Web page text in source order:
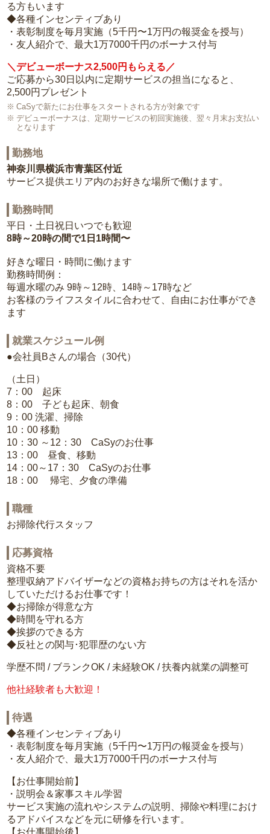
る方もいます
◆各種インセンティブあり
・表彰制度を毎月実施（5千円〜1万円の報奨金を授与）
・友人紹介で、最大1万7000千円のボーナス付与
＼デビューボーナス2,500円もらえる／
ご応募から30日以内に定期サービスの担当になると、
2,500円プレゼント
CaSyで新たにお仕事をスタートされる方が対象です
デビューボーナスは、定期サービスの初回実施後、翌々月末お支払い
となります
勤務地
神奈川県横浜市青葉区付近
サービス提供エリア内のお好きな場所で働けます。
勤務時間
平日・土日祝日いつでも歓迎
8時～20時の間で1日1時間〜
好きな曜日・時間に働けます
勤務時間例：
毎週水曜のみ 9時～12時、14時～17時など
お客様のライフスタイルに合わせて、自由にお仕事ができ
ます
就業スケジュール例
●会社員Bさんの場合（30代）
（土日）
7：00 起床
8：00 子ども起床、朝食
9：00 洗濯、掃除
10：00 移動
10：30 ～12：30 CaSyのお仕事
13：00 昼食、移動
14：00～17：30 CaSyのお仕事
18：00 帰宅、夕食の準備
職種
お掃除代行スタッフ
応募資格
資格不要
整理収納アドバイザーなどの資格お持ちの方はそれを活か
していただけるお仕事です！
◆お掃除が得意な方
◆時間を守れる方
◆挨拶のできる方
◆反社との関与･犯罪歴のない方
学歴不問 / ブランクOK / 未経験OK / 扶養内就業の調整可
他社経験者も大歓迎！
待遇
◆各種インセンティブあり
・表彰制度を毎月実施（5千円〜1万円の報奨金を授与）
・友人紹介で、最大1万7000千円のボーナス付与
【お仕事開始前】
・説明会＆家事スキル学習
サービス実施の流れやシステムの説明、掃除や料理におけ
るアドバイスなどを元に研修を行います。